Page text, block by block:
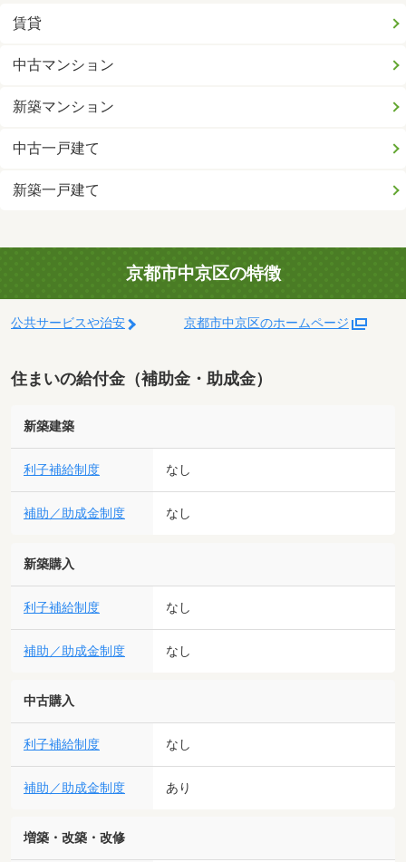
賃貸
中古マンション
新築マンション
中古一戸建て
新築一戸建て
京都市中京区の特徴
公共サービスや治安 京都市中京区のホームページ
住まいの給付金（補助金・助成金）
新築建築
利子補給制度 なし
補助／助成金制度 なし
新築購入
利子補給制度 なし
補助／助成金制度 なし
中古購入
利子補給制度 なし
補助／助成金制度 あり
増築・改築・改修